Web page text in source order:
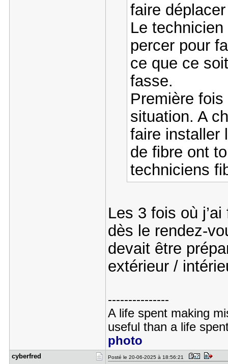
faire
Le
percer pour
ce que ce
fasse.
Première
situation. A
faire installer
de fibre ont
techniciens
Les 3 fois où
dès le rendez-
devait être
extérieur /
---------------
A life spent making
useful than a life
photo
cyberfred Posté le 20-06-2025 à 18:56:21